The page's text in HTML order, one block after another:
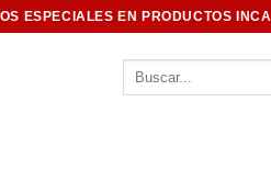
ESPECIALES EN PRODUCTOS INCA
Buscar